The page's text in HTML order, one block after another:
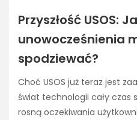
Przyszłość USOS:
unowocześnienia
spodziewać?
Choć USOS już teraz jest
świat technologii cały czas
rosną oczekiwania